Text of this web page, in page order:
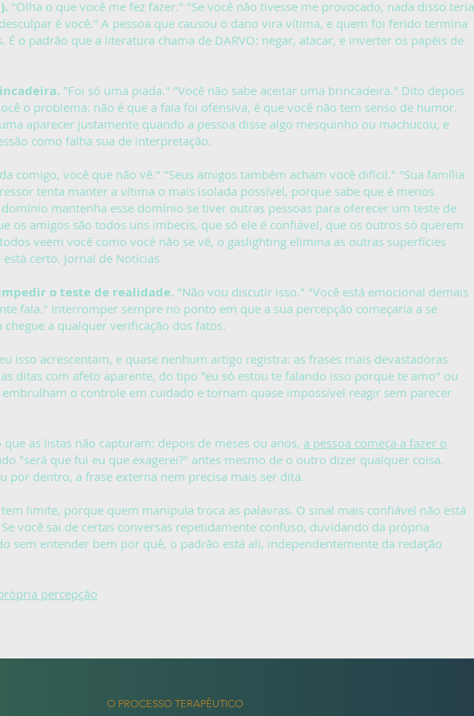
. "Olha o que você me fez fazer." "Se você não tivesse me provocado, nada disso teria
é você." A pessoa que causou o dano vira vítima, e quem foi ferido termina
É o padrão que a literatura chama de DARVO: negar, atacar, e inverter os papéis de
"Foi só uma piada." "Você não sabe aceitar uma brincadeira." Dito depois
o problema: não é que a fala foi ofensiva, é que você não tem senso de humor.
aparecer justamente quando a pessoa disse algo mesquinho ou machucou, e
como falha sua de interpretação.
comigo, você que não vê." "Seus amigos também acham você difícil." "Sua família
tenta manter a vítima o mais isolada possível, porque sabe que é menos
mantenha esse domínio se tiver outras pessoas para oferecer um teste de
os amigos são todos uns imbecis, que só ele é confiável, que os outros só querem
veem você como você não se vê, o gaslighting elimina as outras superfícies
certo. Jornal de Notícias
o teste de realidade. "Não vou discutir isso." "Você está emocional demais
fala." Interromper sempre no ponto em que a sua percepção começaria a se
a qualquer verificação dos fatos.
isso acrescentam, e quase nenhum artigo registra: as frases mais devastadoras
ditas com afeto aparente, do tipo "eu só estou te falando isso porque te amo" ou
o controle em cuidado e tornam quase impossível reagir sem parecer
as listas não capturam: depois de meses ou anos, a pessoa começa a fazer o
"será que fui eu que exagerei?" antes mesmo de o outro dizer qualquer coisa.
por dentro, a frase externa nem precisa mais ser dita.
limite, porque quem manipula troca as palavras. O sinal mais confiável não está
você sai de certas conversas repetidamente confuso, duvidando da própria
sem entender bem por quê, o padrão está ali, independentemente da redação
percepção
O PROCESSO TERAPÊUTICO